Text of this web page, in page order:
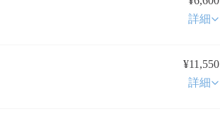
詳細
¥11,550
詳細